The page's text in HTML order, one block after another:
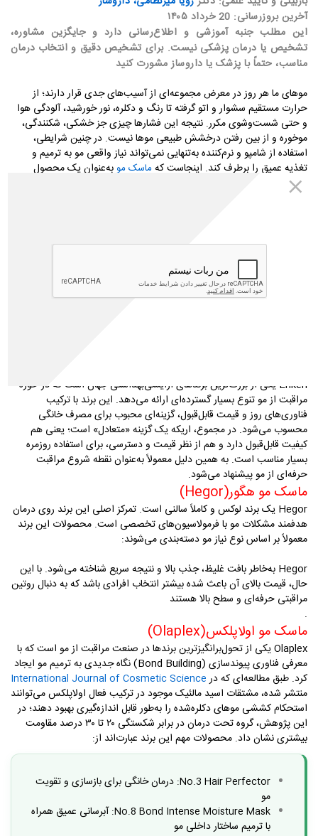
آخرین بروزرسانی: 20 خرداد ۱۴۰۵
این مطلب جنبه آموزشی و اطلاع‌رسانی دارد و جایگزین مشاوره،
تشخیص یا درمان پزشکی نیست. برای تشخیص دقیق و انتخاب درمان
مناسب، حتماً با پزشک یا داروساز مشورت کنید
موهای ما هر روز در معرض مجموعه‌ای از آسیب‌های جدی قرار دارند؛ از
حرارت مستقیم سشوار و اتو گرفته تا رنگ و دکلره، نور خورشید، آلودگی هوا
و حتی شست‌وشوی مکرر. نتیجه این فشارها چیزی جز خشکی، شکنندگی،
موخوره و از بین رفتن درخشش طبیعی موها نیست. در چنین شرایطی،
استفاده از شامپو و نرم‌کننده به‌تنهایی نمی‌تواند نیاز واقعی مو به ترمیم و
تغذیه عمیق را برطرف کند. اینجاست کهماسک مو به‌عنوان یک محصول
تخصصی مراقبت از مو وارد عمل می‌شود؛ محصولی غلیظ‌تر و مغذی‌تر از
نرم‌کننده‌ها که با نفوذ به عمق تارهای مو، به بازسازی ساختار آسیب‌دیده و
مو و نیازهای خود بهترین ماسک مو را انتخاب کنید.
بهترین برندهای ماسک مو خارجی
برندهای خارجی مراقبت از مو معمولاً بر پایه سال‌ها تحقیق، فناوری‌های
Erikeh یکی از بزرگ‌ترین برندهای آرایشی‌بهداشتی جهان است که در حوزه
مراقبت از مو تنوع بسیار گسترده‌ای ارائه می‌دهد. این برند با ترکیب
فناوری‌های روز و قیمت قابل‌قبول، گزینه‌ای محبوب برای مصرف خانگی
محسوب می‌شود. در مجموع، اریکه یک گزینه «متعادل» است؛ یعنی هم
کیفیت قابل‌قبول دارد و هم از نظر قیمت و دسترسی، برای استفاده روزمره
بسیار مناسب است. به همین دلیل معمولاً به‌عنوان نقطه شروع مراقبت
حرفه‌ای از مو پیشنهاد می‌شود.
ماسک مو هگور(Hegor)
Hegor یک برند لوکس و کاملاً سالنی است. تمرکز اصلی این برند روی درمان
هدفمند مشکلات مو با فرمولاسیون‌های تخصصی است. محصولات این برند
معمولاً بر اساس نوع نیاز مو دسته‌بندی می‌شوند:
Hegor به‌خاطر بافت غلیظ، جذب بالا و نتیجه سریع شناخته می‌شود. با این
حال، قیمت بالای آن باعث شده بیشتر انتخاب افرادی باشد که به دنبال روتین
مراقبتی حرفه‌ای و سطح بالا هستند
.
ماسک مو اولاپلکس(Olaplex)
Olaplexیکی از تحول‌برانگیزترین برندها در صنعت مراقبت از مو است که با
معرفی فناوری پیوندسازی (Bond Building)نگاه جدیدی به ترمیم مو ایجاد
کرد. طبق مطالعه‌ای که در International Journal of Cosmetic Science
منتشر شده، مشتقات اسید مالئیک موجود در ترکیب فعال اولاپلکس می‌توانند
استحکام کششی موهای دکلره‌شده را به‌طور قابل اندازه‌گیری بهبود دهند؛ در
این پژوهش، گروه تحت درمان در برابر شکستگی ۲۰ تا ۳۰ درصد مقاومت
بیشتری نشان داد. محصولات مهم این برند عبارت‌اند از:
No.3 Hair Perfector
: درمان خانگی برای بازسازی و تقویت
مو
No.8 Bond Intense Moisture Mask
: آبرسانی عمیق همراه
با ترمیم ساختار داخلی مو